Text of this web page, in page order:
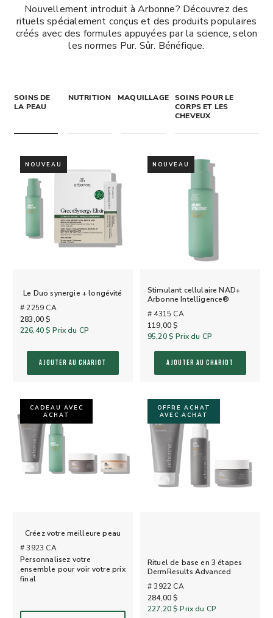
Nouvellement introduit à Arbonne? Découvrez des
rituels spécialement conçus et des produits populaires
créés avec des formules appuyées par la science, selon
les normes Pur. Sûr. Bénéfique.
SOINS DE
LA PEAU
NUTRITION MAQUILLAGE
SOINS POUR LE
CORPS ET LES
CHEVEUX
NOUVEAU
Le Duo synergie + longévité
# 2259 CA
283,00 $
226,40 $ Prix du CP
AJOUTER AU CHARIOT
NOUVEAU
Stimulant cellulaire NAD+
Arbonne Intelligence®
# 4315 CA
119,00 $
95,20 $ Prix du CP
AJOUTER AU CHARIOT
CADEAU AVEC
ACHAT
Créez votre meilleure peau
# 3923 CA
Personnalisez votre
ensemble pour voir votre prix
final
OFFRE ACHAT
AVEC ACHAT
Rituel de base en 3 étapes
DermResults Advanced
# 3922 CA
284,00 $
227,20 $ Prix du CP